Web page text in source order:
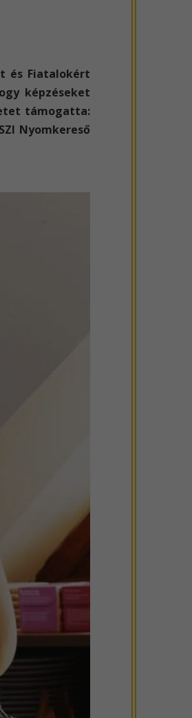
és Fiatalokért
képzéseket
támogatta:
Nyomkereső